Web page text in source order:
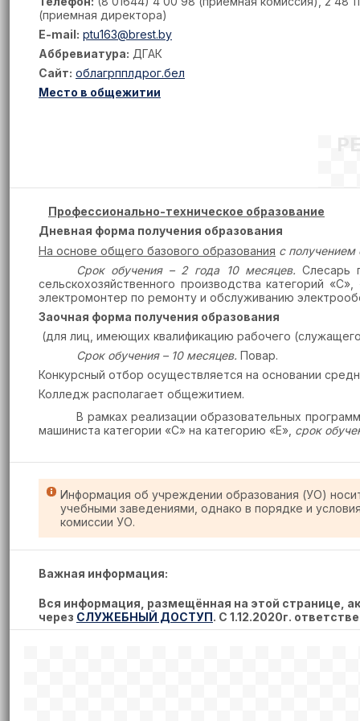
(приемная директора)
E-mail: ptu163@brest.by
Аббревиатура: ДГАК
Сайт: облагрпплдрог.бел
Место в общежитии
Профессионально-техническое образование
Дневная форма получения образования
На основе общего базового образования с получением
Срок обучения – 2 года 10 месяцев. Слесарь
сельскохозяйственного производства категорий
электромонтер по ремонту и обслуживанию
Заочная форма получения образования
(для лиц, имеющих квалификацию рабочего
Срок обучения – 10 месяцев. Повар.
Конкурсный отбор осуществляется на основании
Колледж располагает общежитием.
В рамках реализации образовательных
машиниста категории «С» на категорию «Е», срок
Информация об учреждении образования (УО)
учебными заведениями, однако в порядке и
комиссии УО.
Важная информация:
Вся информация, размещённая на этой странице,
через СЛУЖЕБНЫЙ ДОСТУП. С 1.12.2020г.